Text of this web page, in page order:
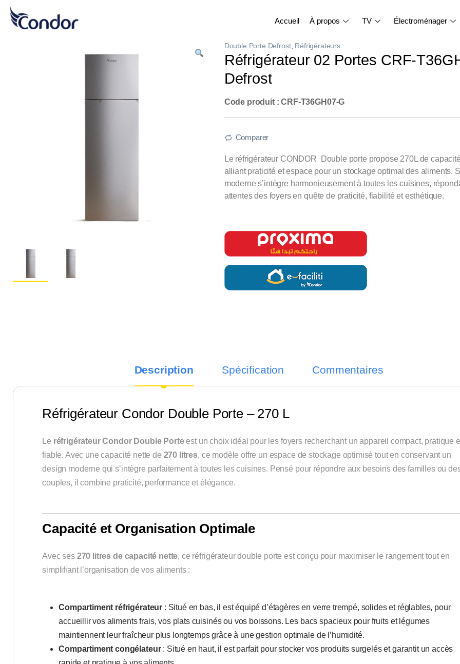
Accueil À propos TV Électroménager
Double Porte Defrost, Réfrigérateurs
Réfrigérateur 02 Portes CRF-
Defrost
Code produit : CRF-T36GH07-G
Comparer
Le réfrigérateur CONDOR Double porte propose 270L de
alliant praticité et espace pour un stockage optimal des aliments.
moderne s’intègre harmonieusement à toutes les cuisines,
attentes des foyers en quête de praticité, fiabilité et esthétique.
Description Spécification Commentaires
Réfrigérateur Condor Double Porte – 270 L
Le réfrigérateur Condor Double Porteest un choix idéal pour les foyers recherchant un appareil compact, pratique
fiable. Avec une capacité nette de 270 litres, ce modèle offre un espace de stockage optimisé tout en conservant un
design moderne qui s’intègre parfaitement à toutes les cuisines. Pensé pour répondre aux besoins des familles ou
couples, il combine praticité, performance et élégance.
Capacité et Organisation Optimale
Avec ses 270 litres de capacité nette, ce réfrigérateur double porte est conçu pour maximiser le rangement tout en
simplifiant l’organisation de vos aliments :
Compartiment réfrigérateur : Situé en bas, il est équipé d’étagères en verre trempé, solides et réglables, pour
accueillir vos aliments frais, vos plats cuisinés ou vos boissons. Les bacs spacieux pour fruits et légumes
maintiennent leur fraîcheur plus longtemps grâce à une gestion optimale de l’humidité.
Compartiment congélateur: Situé en haut, il est parfait pour stocker vos produits surgelés et garantit un accès